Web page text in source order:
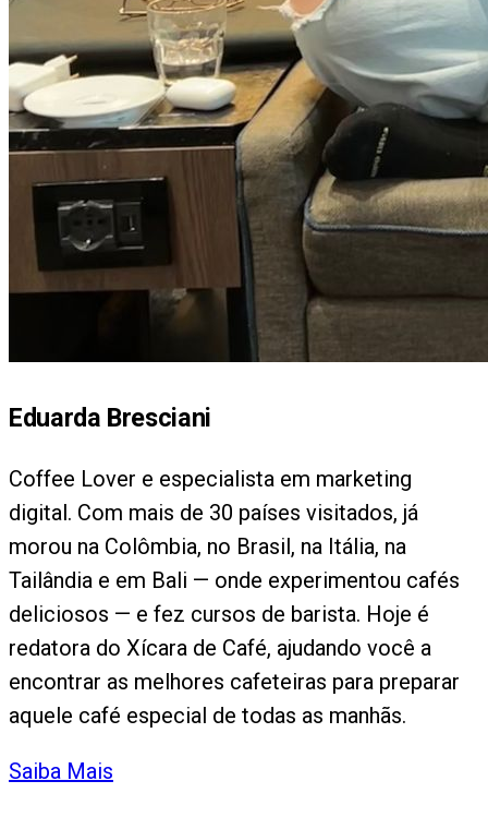
Eduarda Bresciani
Coffee Lover e especialista em marketing
digital. Com mais de 30 países visitados, já
morou na Colômbia, no Brasil, na Itália, na
Tailândia e em Bali — onde experimentou cafés
deliciosos — e fez cursos de barista. Hoje é
redatora do Xícara de Café, ajudando você a
encontrar as melhores cafeteiras para preparar
aquele café especial de todas as manhãs.
Saiba Mais